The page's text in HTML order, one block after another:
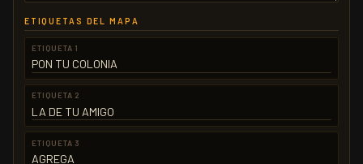
ETIQUETAS DEL MAPA
ETIQUETA 1
ETIQUETA 2
ETIQUETA 3